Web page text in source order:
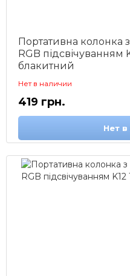
Портативна колонка
RGB підсвічуванням
блакитний
Нет в наличии
419 грн.
Нет в